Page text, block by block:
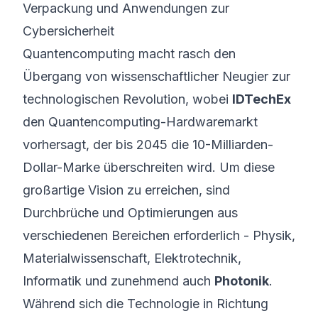
Verpackung und Anwendungen zur
Cybersicherheit
Quantencomputing macht rasch den
Übergang von wissenschaftlicher Neugier zur
technologischen Revolution, wobei IDTechEx
den Quantencomputing-Hardwaremarkt
vorhersagt, der bis 2045 die 10-Milliarden-
Dollar-Marke überschreiten wird. Um diese
großartige Vision zu erreichen, sind
Durchbrüche und Optimierungen aus
verschiedenen Bereichen erforderlich - Physik,
Materialwissenschaft, Elektrotechnik,
Informatik und zunehmend auch Photonik.
Während sich die Technologie in Richtung